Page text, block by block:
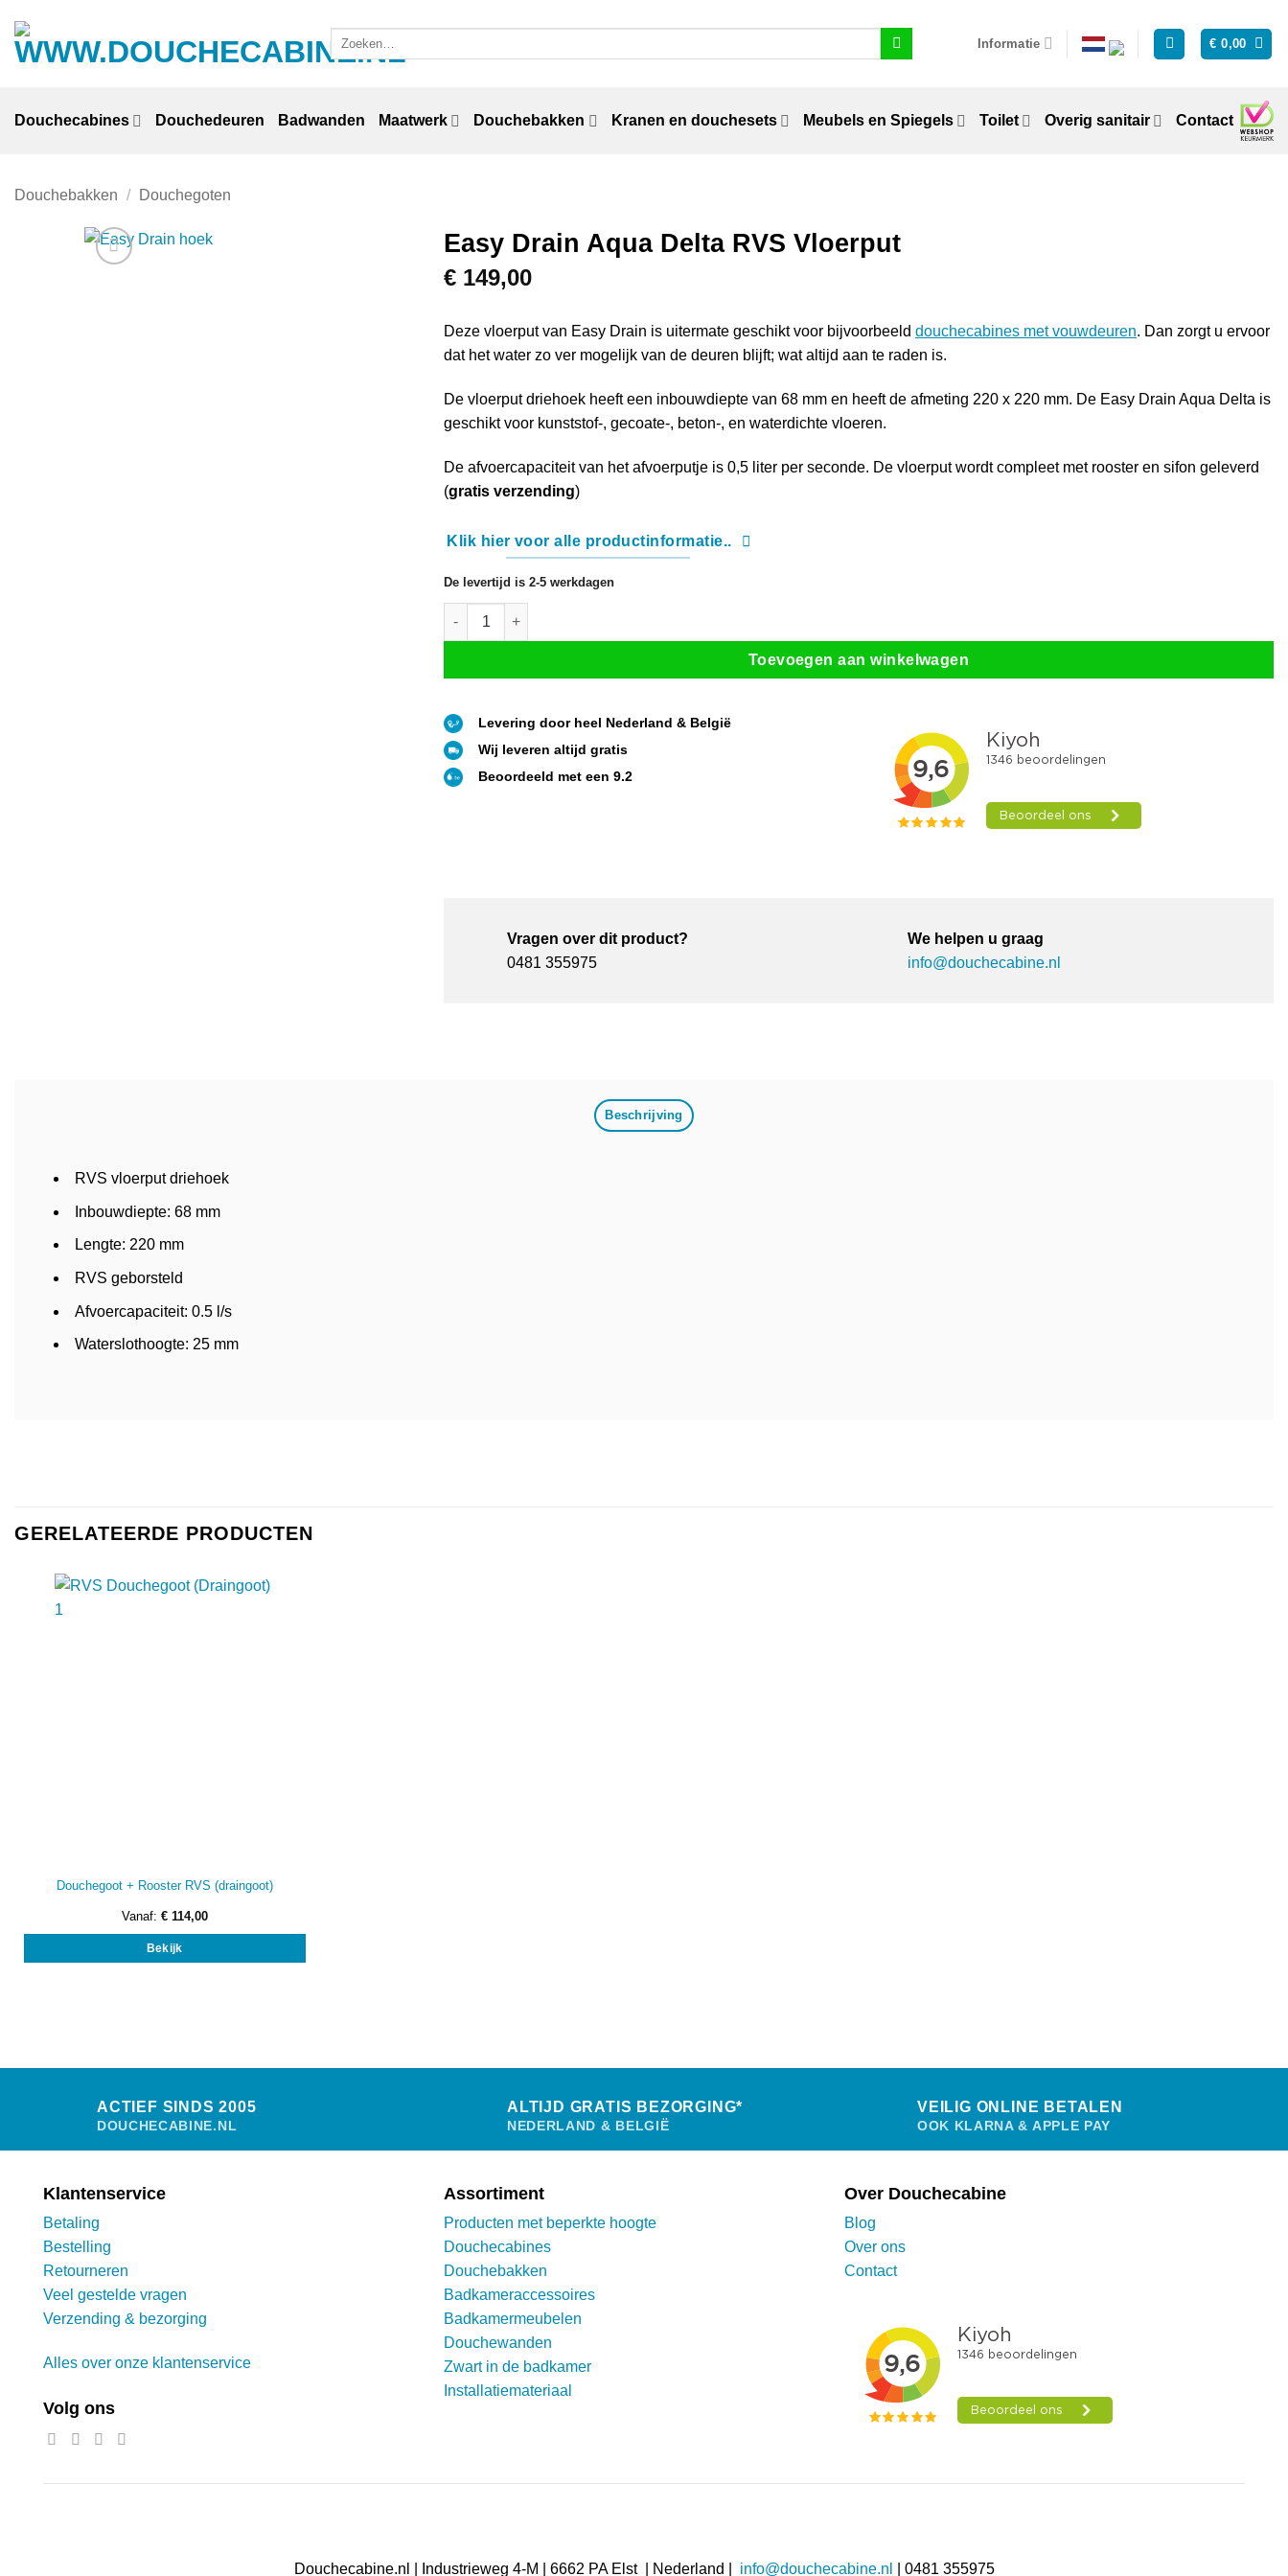
naar
inhoud
Zoeken
naar:
Informatie € 0,00
Douchecabines Douchedeuren Badwanden Maatwerk Douchebakken Kranen en douchesets Meubels en Spiegels Toilet Overig sanitair Contact
Douchebakken / Douchegoten
Easy Drain Aqua Delta RVS Vloerput
€ 149,00
Deze vloerput van Easy Drain is uitermate geschikt voor bijvoorbeeld douchecabines met vouwdeuren. Dan zorgt u ervoor
dat het water zo ver mogelijk van de deuren blijft; wat altijd aan te raden is.
De vloerput driehoek heeft een inbouwdiepte van 68 mm en heeft de afmeting 220 x 220 mm. De Easy Drain Aqua Delta is
geschikt voor kunststof-, gecoate-, beton-, en waterdichte vloeren.
De afvoercapaciteit van het afvoerputje is 0,5 liter per seconde. De vloerput wordt compleet met rooster en sifon geleverd
(gratis verzending)
Klik hier voor alle productinformatie..
De levertijd is 2-5 werkdagen
Easy Drain Aqua Delta RVS Vloerput aantal
Toevoegen aan winkelwagen
Levering door heel Nederland & België
Wij leveren altijd gratis
Beoordeeld met een 9.2
Vragen over dit product?
0481 355975
We helpen u graag
info@douchecabine.nl
Beschrijving
RVS vloerput driehoek
Inbouwdiepte: 68 mm
Lengte: 220 mm
RVS geborsteld
Afvoercapaciteit: 0.5 l/s
Waterslothoogte: 25 mm
GERELATEERDE PRODUCTEN
Douchegoot + Rooster RVS (draingoot)
Vanaf: €114,00
Bekijk
Dit
kan
ACTIEF SINDS 2005
DOUCHECABINE.NL
ALTIJD GRATIS BEZORGING*
NEDERLAND & BELGIË
VEILIG ONLINE BETALEN
OOK KLARNA & APPLE PAY
Klantenservice
Betaling
Bestelling
Retourneren
Veel gestelde vragen
Verzending & bezorging
Alles over onze klantenservice
Volg ons
Assortiment
Producten met beperkte hoogte
Douchecabines
Douchebakken
Badkameraccessoires
Badkamermeubelen
Douchewanden
Zwart in de badkamer
Installatiemateriaal
Over Douchecabine
Blog
Over ons
Contact
Douchecabine.nl | Industrieweg 4-M | 6662 PA Elst | Nederland | info@douchecabine.nl | 0481 355975